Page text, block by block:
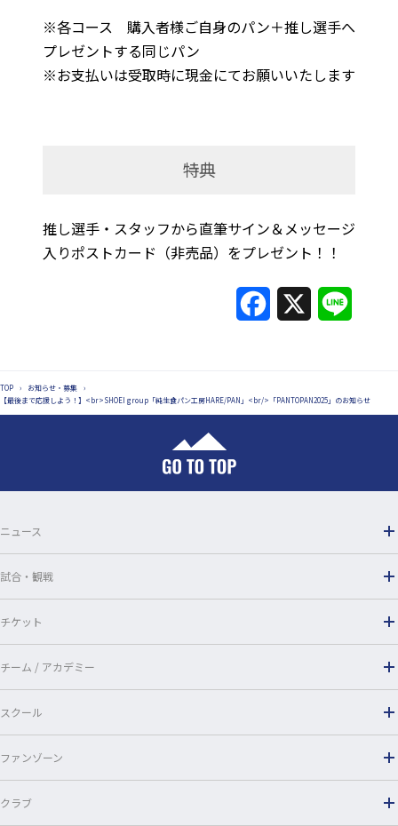
※各コース 購入者様ご自身のパン＋推し選手へ
プレゼントする同じパン
※お支払いは受取時に現金にてお願いいたします
特典
推し選手・スタッフから直筆サイン＆メッセージ
入りポストカード（非売品）をプレゼント！！
e
e
TOP › お知らせ・募集
›
【最後まで応援しよう！】<br>SHOEI group「純生食パン工房HARE/PAN」<br/>「PANTOPAN2025」のお知らせ
ニュース
試合・観戦
チケット
チーム / アカデミー
スクール
ファンゾーン
クラブ